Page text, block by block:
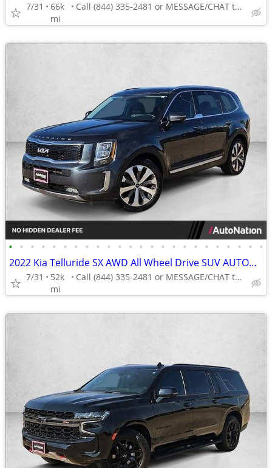
7/31
66k
mi
Call (844) 335-2481 or MESSAGE/CHAT to confirm availability
• • • • • • • • • • • • • • • • • • • • • • • •
2022 Kia Telluride SX AWD All Wheel Drive SUV AUTONATION
7/31
52k
mi
Call (844) 335-2481 or MESSAGE/CHAT to confirm availability